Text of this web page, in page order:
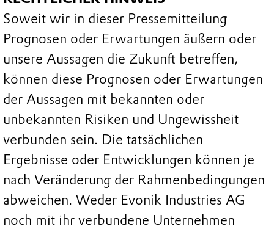
Soweit wir in dieser Pressemitteilung
Prognosen oder Erwartungen äußern oder
unsere Aussagen die Zukunft betreffen,
können diese Prognosen oder Erwartungen
der Aussagen mit bekannten oder
unbekannten Risiken und Ungewissheit
verbunden sein. Die tatsächlichen
Ergebnisse oder Entwicklungen können je
nach Veränderung der Rahmenbedingungen
abweichen. Weder Evonik Industries AG
noch mit ihr verbundene Unternehmen